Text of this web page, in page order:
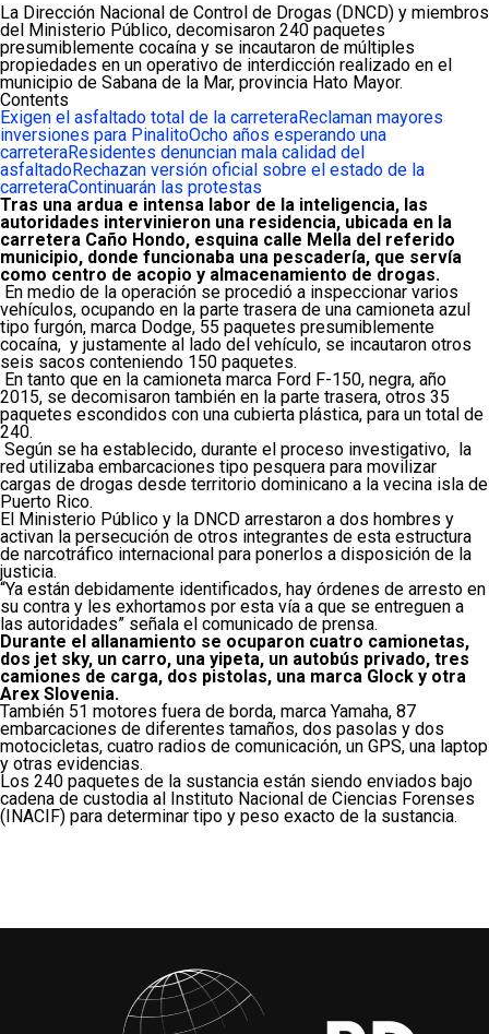
La Dirección Nacional de Control de Drogas (DNCD) y miembros
del Ministerio Público, decomisaron 240 paquetes
presumiblemente cocaína y se incautaron de múltiples
propiedades en un operativo de interdicción realizado en el
municipio de Sabana de la Mar, provincia Hato Mayor.
Contents
Exigen el asfaltado total de la carreteraReclaman mayores
inversiones para PinalitoOcho años esperando una
carreteraResidentes denuncian mala calidad del
asfaltadoRechazan versión oficial sobre el estado de la
carreteraContinuarán las protestas
Tras una ardua e intensa labor de la inteligencia, las
autoridades intervinieron una residencia, ubicada en la
carretera Caño Hondo, esquina calle Mella del referido
municipio, donde funcionaba una pescadería, que servía
como centro de acopio y almacenamiento de drogas.
En medio de la operación se procedió a inspeccionar varios
vehículos, ocupando en la parte trasera de una camioneta azul
tipo furgón, marca Dodge, 55 paquetes presumiblemente
cocaína, y justamente al lado del vehículo, se incautaron otros
seis sacos conteniendo 150 paquetes.
En tanto que en la camioneta marca Ford F-150, negra, año
2015, se decomisaron también en la parte trasera, otros 35
paquetes escondidos con una cubierta plástica, para un total de
240.
Según se ha establecido, durante el proceso investigativo, la
red utilizaba embarcaciones tipo pesquera para movilizar
cargas de drogas desde territorio dominicano a la vecina isla de
Puerto Rico.
El Ministerio Público y la DNCD arrestaron a dos hombres y
activan la persecución de otros integrantes de esta estructura
de narcotráfico internacional para ponerlos a disposición de la
justicia.
“Ya están debidamente identificados, hay órdenes de arresto en
su contra y les exhortamos por esta vía a que se entreguen a
las autoridades” señala el comunicado de prensa.
Durante el allanamiento se ocuparon cuatro camionetas,
dos jet sky, un carro, una yipeta, un autobús privado, tres
camiones de carga, dos pistolas, una marca Glock y otra
Arex Slovenia.
También 51 motores fuera de borda, marca Yamaha, 87
embarcaciones de diferentes tamaños, dos pasolas y dos
motocicletas, cuatro radios de comunicación, un GPS, una laptop
y otras evidencias.
Los 240 paquetes de la sustancia están siendo enviados bajo
cadena de custodia al Instituto Nacional de Ciencias Forenses
(INACIF) para determinar tipo y peso exacto de la sustancia.